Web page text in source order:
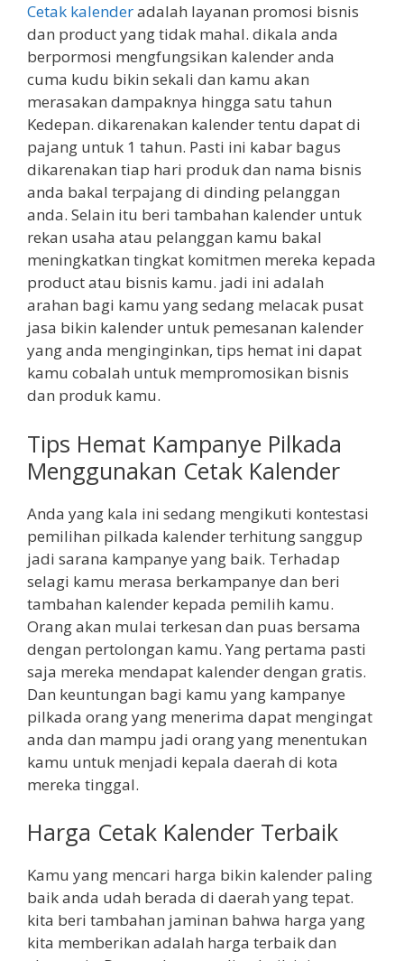
Cetak kalenderadalah layanan promosi bisnis
dan product yang tidak mahal. dikala anda
berpormosi mengfungsikan kalender anda
cuma kudu bikin sekali dan kamu akan
merasakan dampaknya hingga satu tahun
Kedepan. dikarenakan kalender tentu dapat di
pajang untuk 1 tahun. Pasti ini kabar bagus
dikarenakan tiap hari produk dan nama bisnis
anda bakal terpajang di dinding pelanggan
anda. Selain itu beri tambahan kalender untuk
rekan usaha atau pelanggan kamu bakal
meningkatkan tingkat komitmen mereka kepada
product atau bisnis kamu. jadi ini adalah
arahan bagi kamu yang sedang melacak pusat
jasa bikin kalender untuk pemesanan kalender
yang anda menginginkan, tips hemat ini dapat
kamu cobalah untuk mempromosikan bisnis
dan produk kamu.
Tips Hemat Kampanye Pilkada
Menggunakan Cetak Kalender
Anda yang kala ini sedang mengikuti kontestasi
pemilihan pilkada kalender terhitung sanggup
jadi sarana kampanye yang baik. Terhadap
selagi kamu merasa berkampanye dan beri
tambahan kalender kepada pemilih kamu.
Orang akan mulai terkesan dan puas bersama
dengan pertolongan kamu. Yang pertama pasti
saja mereka mendapat kalender dengan gratis.
Dan keuntungan bagi kamu yang kampanye
pilkada orang yang menerima dapat mengingat
anda dan mampu jadi orang yang menentukan
kamu untuk menjadi kepala daerah di kota
mereka tinggal.
Harga Cetak Kalender Terbaik
Kamu yang mencari harga bikin kalender paling
baik anda udah berada di daerah yang tepat.
kita beri tambahan jaminan bahwa harga yang
kita memberikan adalah harga terbaik dan